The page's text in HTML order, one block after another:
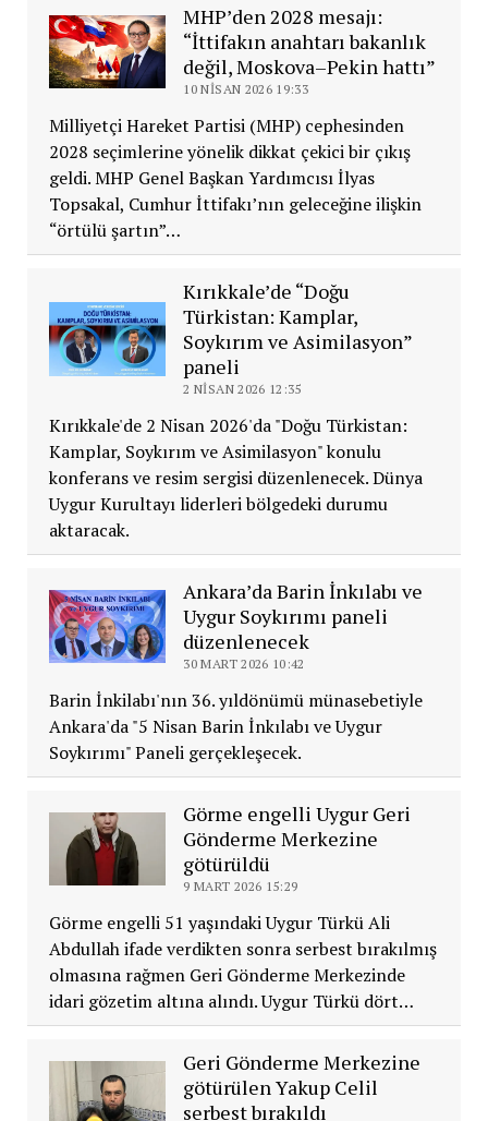
MHP’den 2028 mesajı:
“İttifakın anahtarı bakanlık
değil, Moskova–Pekin hattı”
10 NISAN 2026 19:33
Milliyetçi Hareket Partisi (MHP) cephesinden
2028 seçimlerine yönelik dikkat çekici bir çıkış
geldi. MHP Genel Başkan Yardımcısı İlyas
Topsakal, Cumhur İttifakı’nın geleceğine ilişkin
“örtülü şartın”…
Kırıkkale’de “Doğu
Türkistan: Kamplar,
Soykırım ve Asimilasyon”
paneli
2 NISAN 2026 12:35
Kırıkkale'de 2 Nisan 2026'da "Doğu Türkistan:
Kamplar, Soykırım ve Asimilasyon" konulu
konferans ve resim sergisi düzenlenecek. Dünya
Uygur Kurultayı liderleri bölgedeki durumu
aktaracak.
Ankara’da Barin İnkılabı ve
Uygur Soykırımı paneli
düzenlenecek
30 MART 2026 10:42
Barin İnkilabı'nın 36. yıldönümü münasebetiyle
Ankara'da "5 Nisan Barin İnkılabı ve Uygur
Soykırımı" Paneli gerçekleşecek.
Görme engelli Uygur Geri
Gönderme Merkezine
götürüldü
9 MART 2026 15:29
Görme engelli 51 yaşındaki Uygur Türkü Ali
Abdullah ifade verdikten sonra serbest bırakılmış
olmasına rağmen Geri Gönderme Merkezinde
idari gözetim altına alındı. Uygur Türkü dört…
Geri Gönderme Merkezine
götürülen Yakup Celil
serbest bırakıldı